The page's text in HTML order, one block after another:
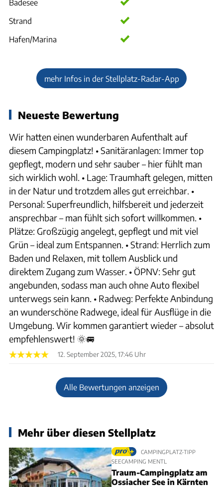
Badesee
Strand
Hafen/Marina
mehr Infos in der Stellplatz-Radar-App
Neueste Bewertung
Wir hatten einen wunderbaren Aufenthalt auf
diesem Campingplatz! • Sanitäranlagen: Immer top
gepflegt, modern und sehr sauber – hier fühlt man
sich wirklich wohl. • Lage: Traumhaft gelegen, mitten
in der Natur und trotzdem alles gut erreichbar. •
Personal: Superfreundlich, hilfsbereit und jederzeit
ansprechbar – man fühlt sich sofort willkommen. •
Plätze: Großzügig angelegt, gepflegt und mit viel
Grün – ideal zum Entspannen. • Strand: Herrlich zum
Baden und Relaxen, mit tollem Ausblick und
direktem Zugang zum Wasser. • ÖPNV: Sehr gut
angebunden, sodass man auch ohne Auto flexibel
unterwegs sein kann. • Radweg: Perfekte Anbindung
an wunderschöne Radwege, ideal für Ausflüge in die
Umgebung. Wir kommen garantiert wieder – absolut
empfehlenswert! 🌞🚐
12. September 2025, 17:46 Uhr
Alle Bewertungen anzeigen
Mehr über diesen Stellplatz
CAMPINGPLATZ-TIPP
SEECAMPING MENTL
Traum-Campingplatz am
Ossiacher See in Kärnten